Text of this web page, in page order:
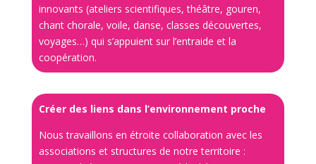
innovants (ateliers scientifiques, théâtre, gouren,
chant chorale, voile, danse, classes découvertes,
voyages…) qui s’appuient sur l’entraide et la
coopération.
Créer des liens dans l’environnement proche
Nous travaillons en étroite collaboration avec les
associations et structures de notre territoire :